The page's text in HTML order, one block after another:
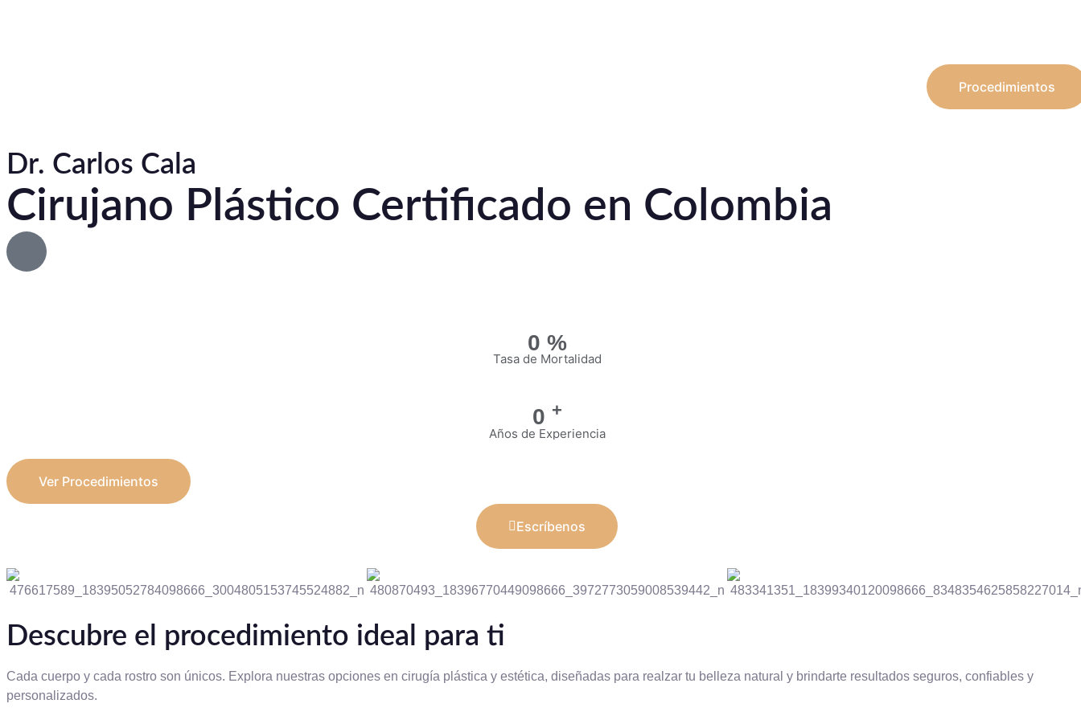
Procedimientos
Dr. Carlos Cala
Cirujano Plástico Certificado en Colombia
0 %
Tasa de Mortalidad
0 +
Años de Experiencia
Ver Procedimientos
Escríbenos
Descubre el procedimiento ideal para ti
Cada cuerpo y cada rostro son únicos. Explora nuestras opciones en cirugía plástica y estética, diseñadas para realzar tu belleza natural y brindarte resultados seguros, confiables y
personalizados.